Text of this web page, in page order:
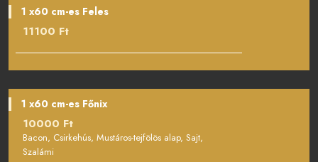
1 x60 cm-es Feles
11100 Ft
1 x60 cm-es Főnix
10000 Ft
Bacon, Csirkehús, Mustáros-tejfölös alap, Sajt,
Szalámi